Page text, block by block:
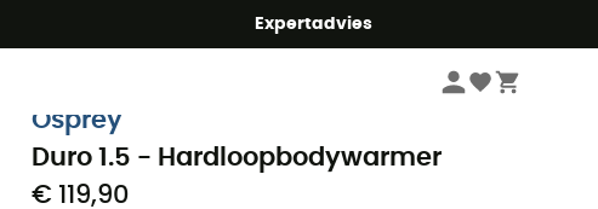
Expertadvies
Summer5
Osprey
Duro 1.5 - Hardloopbodywarmer
€ 119,90